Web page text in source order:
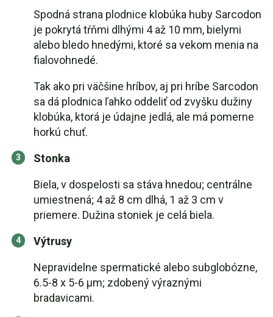
Spodná strana plodnice klobúka huby Sarcodon
je pokrytá tŕňmi dlhými 4 až 10 mm, bielymi
alebo bledo hnedými, ktoré sa vekom menia na
fialovohnedé.
Tak ako pri väčšine hríbov, aj pri hríbe Sarcodon
sa dá plodnica ľahko oddeliť od zvyšku dužiny
klobúka, ktorá je údajne jedlá, ale má pomerne
horkú chuť.
Stonka
Biela, v dospelosti sa stáva hnedou; centrálne
umiestnená; 4 až 8 cm dlhá, 1 až 3 cm v
priemere. Dužina stoniek je celá biela.
Výtrusy
Nepravidelne spermatické alebo subglobózne,
6.5-8 x 5-6 µm; zdobený výraznými
bradavicami.